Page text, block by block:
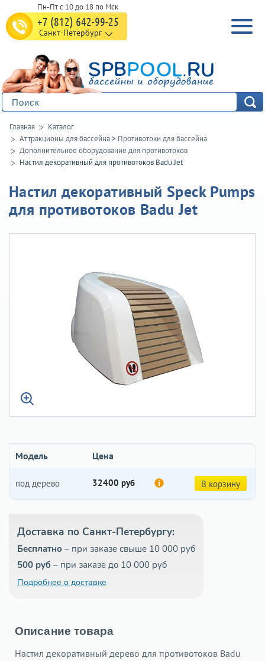
+7 (812) 642-99-25
Санкт-Петербург
Главная
Каталог
Аттракционы для бассейна> Противотоки для бассейна
Дополнительное оборудование для противотоков
Настил декоративный для противотоков Badu Jet
Настил декоративный Speck Pumps
для противотоков Badu Jet
Модель Цена
под дерево 32400 руб В корзину
Доставка по Санкт-Петербургу:
Бесплатно – при заказе свыше 10 000 руб
500 руб – при заказе до 10 000 руб
Подробнее о доставке
Описание товара
Настил декоративный дерево для противотоков Badu